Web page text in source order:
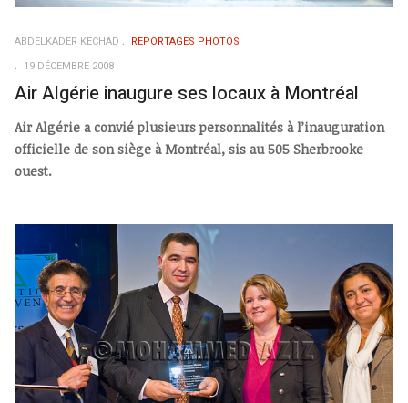
ABDELKADER KECHAD
REPORTAGES PHOTOS
19 DÉCEMBRE 2008
Air Algérie inaugure ses locaux à Montréal
Air Algérie a convié plusieurs personnalités à l’inauguration
officielle de son siège à Montréal, sis au 505 Sherbrooke
ouest.